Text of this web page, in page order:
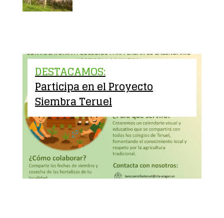
DESTACAMOS:
Participa en el Proyecto
Siembra Teruel